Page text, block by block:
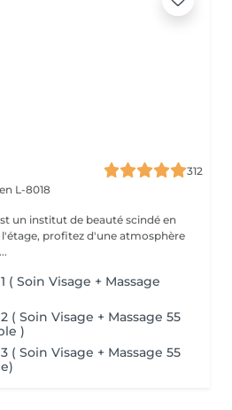
312
L-8018
un institut de beauté scindé en
Soin Visage + Massage
( Soin Visage + Massage 55
)
( Soin Visage + Massage 55